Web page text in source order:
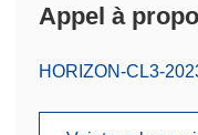
Appel à
(s’ouvre
HORIZON-CL3-